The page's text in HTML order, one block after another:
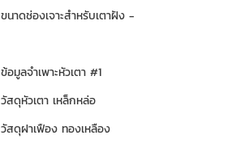
ขนาดช่องเจาะสำหรับเตาฝัง -
ข้อมูลจำเพาะหัวเตา #1
วัสดุหัวเตา เหล็กหล่อ
วัสดุฝาเฟือง ทองเหลือง